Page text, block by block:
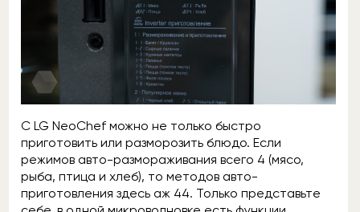
С LG NeoChef можно не только быстро
приготовить или разморозить блюдо. Если
режимов авто-размораживания всего 4 (мясо,
рыба, птица и хлеб), то методов авто-
приготовления здесь аж 44. Только представьте